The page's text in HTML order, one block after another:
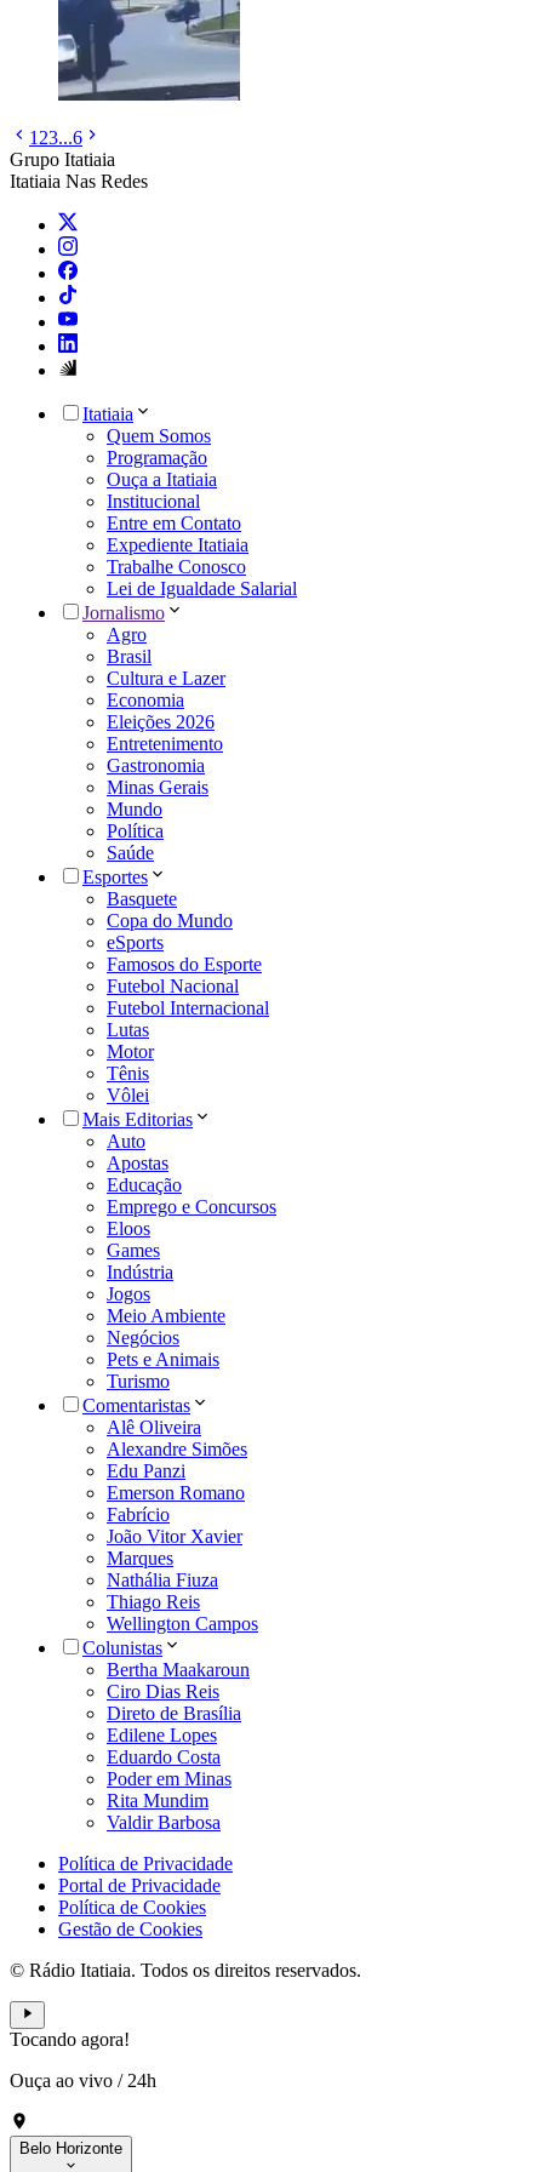
1 23...6
Grupo Itatiaia
Itatiaia Nas Redes
Itatiaia
Quem Somos
Programação
Ouça a Itatiaia
Institucional
Entre em Contato
Expediente Itatiaia
Trabalhe Conosco
Lei de Igualdade Salarial
Jornalismo
Agro
Brasil
Cultura e Lazer
Economia
Eleições 2026
Entretenimento
Gastronomia
Minas Gerais
Mundo
Política
Saúde
Esportes
Basquete
Copa do Mundo
eSports
Famosos do Esporte
Futebol Nacional
Futebol Internacional
Lutas
Motor
Tênis
Vôlei
Mais Editorias
Auto
Apostas
Educação
Emprego e Concursos
Eloos
Games
Indústria
Jogos
Meio Ambiente
Negócios
Pets e Animais
Turismo
Comentaristas
Alê Oliveira
Alexandre Simões
Edu Panzi
Emerson Romano
Fabrício
João Vitor Xavier
Marques
Nathália Fiuza
Thiago Reis
Wellington Campos
Colunistas
Bertha Maakaroun
Ciro Dias Reis
Direto de Brasília
Edilene Lopes
Eduardo Costa
Poder em Minas
Rita Mundim
Valdir Barbosa
Política de Privacidade
Portal de Privacidade
Política de Cookies
Gestão de Cookies
© Rádio Itatiaia. Todos os direitos reservados.
Tocando agora!
Ouça ao vivo / 24h
Belo Horizonte